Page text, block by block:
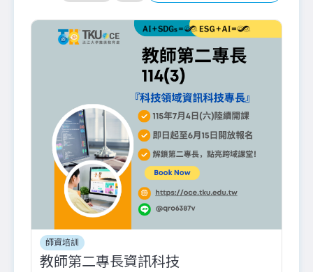
師資培訓
教師第二專長資訊科技